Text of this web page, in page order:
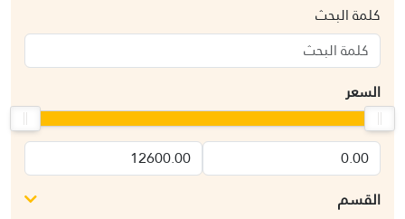
كلمة البحث
السعر
القسم